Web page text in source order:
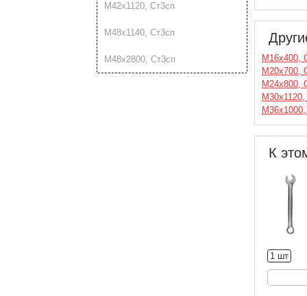
М42х1120, Ст3сп
М48х1140, Ст3сп
М48х2800, Ст3сп
М16х400,
М20х700,
М24х800,
М30х1120,
К
1 шт